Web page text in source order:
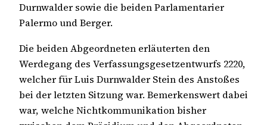
Durnwalder sowie die beiden Parlamentarier
Palermo und Berger.
Die beiden Abgeordneten erläuterten den
Werdegang des Verfassungsgesetzentwurfs 2220,
welcher für Luis Durnwalder Stein des Anstoßes
bei der letzten Sitzung war. Bemerkenswert dabei
war, welche Nichtkommunikation bisher